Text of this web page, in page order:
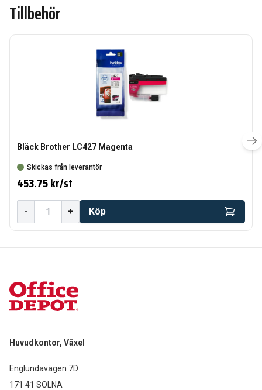
Tillbehör
Bläck Brother LC427 Magenta
Skickas från leverantör
453.75 kr/st
- + Köp
Huvudkontor, Växel
Englundavägen 7D
171 41 SOLNA